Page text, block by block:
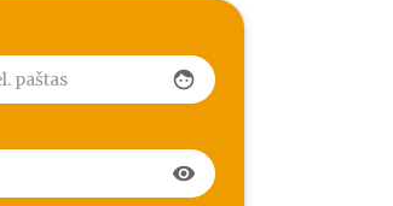
face
visibility